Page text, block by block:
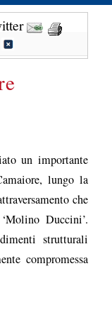
un importante
lungo la
che
Duccini’.
strutturali
compromessa